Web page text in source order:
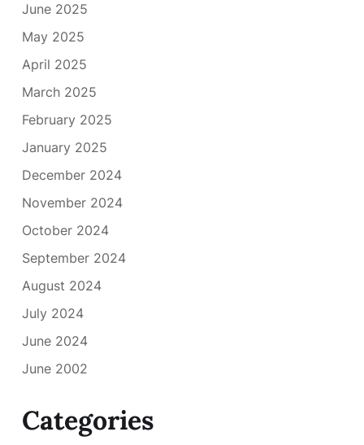
June 2025
May 2025
April 2025
March 2025
February 2025
January 2025
December 2024
November 2024
October 2024
September 2024
August 2024
July 2024
June 2024
June 2002
Categories